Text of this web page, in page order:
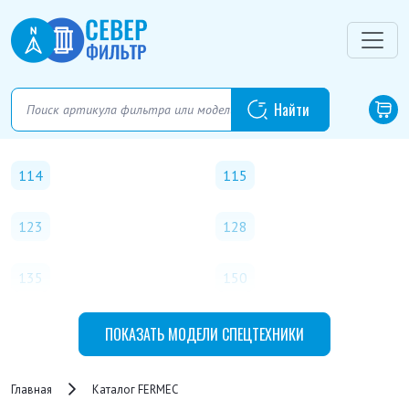
114 115
123 128
135 150
526
ПОКАЗАТЬ МОДЕЛИ СПЕЦТЕХНИКИ
Главная Каталог FERMEC